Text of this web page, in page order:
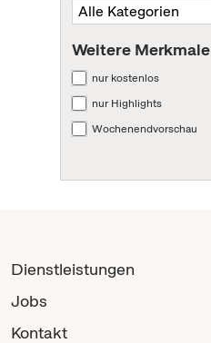
Weitere Merkmale
nur kostenlos
nur Highlights
Wochenendvorschau
Dienstleistungen
Jobs
Kontakt